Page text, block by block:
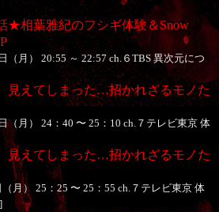
★相葉雅紀のフシギ体験＆Snow
（月） 20:55 ～ 22:57 ch.６TBS 異次元につ
見えてしまった…招かれざるモノた
（月） 24：40 〜 25：10 ch.７テレビ東京 体
見えてしまった…招かれざるモノた
月） 25：25 〜 25：55 ch.７テレビ東京 体